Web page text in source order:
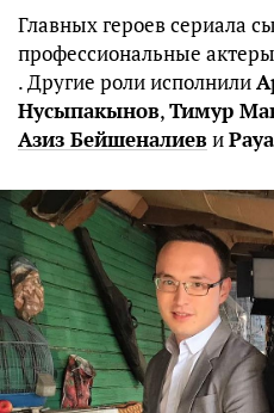
Главных героев сериала
профессиональные актеры
. Другие роли исполнили
Нусыпакынов,Тимур
Азиз Бейшеналиеви